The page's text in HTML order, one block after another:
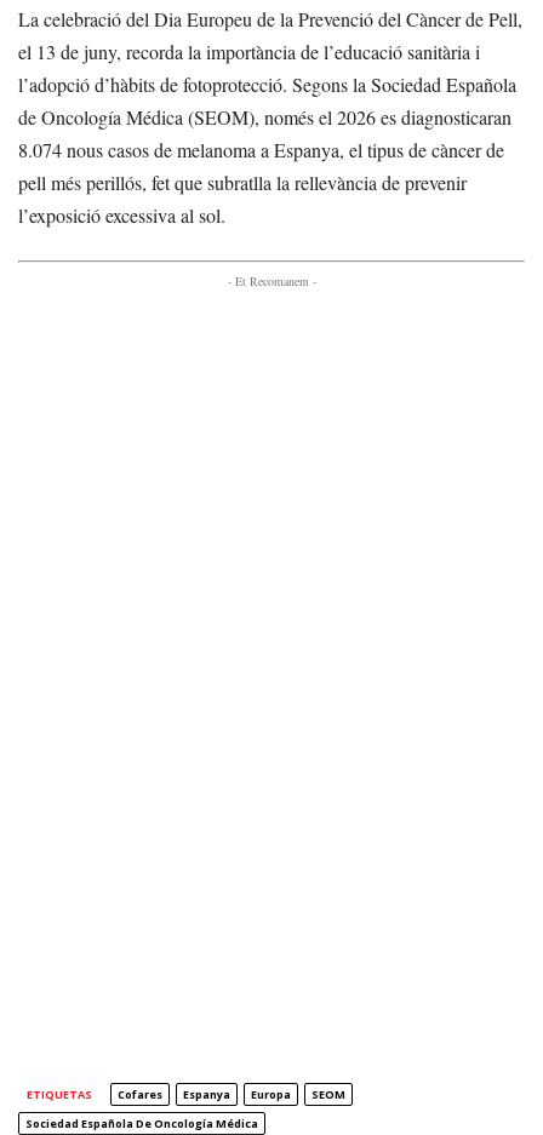
La celebració del Dia Europeu de la Prevenció del Càncer de Pell,
el 13 de juny, recorda la importància de l’educació sanitària i
l’adopció d’hàbits de fotoprotecció. Segons la Sociedad Española
de Oncología Médica (SEOM), només el 2026 es diagnosticaran
8.074 nous casos de melanoma a Espanya, el tipus de càncer de
pell més perillós, fet que subratlla la rellevància de prevenir
l’exposició excessiva al sol.
- Et Recomanem -
ETIQUETAS Cofares Espanya Europa
SEOM
Sociedad Española De Oncología Médica